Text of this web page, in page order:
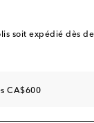
soit expédié dès
CA$600